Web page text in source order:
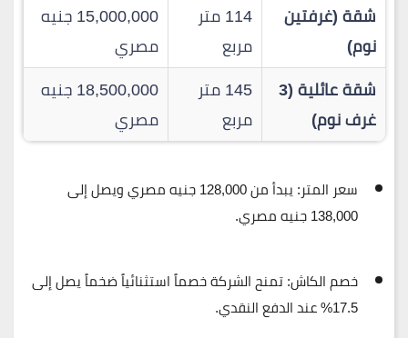
شقة (غرفتين
نوم)
114 متر
مربع
15,000,000 جنيه
مصري
شقة عائلية (3
غرف نوم)
145 متر
مربع
18,500,000 جنيه
مصري
سعر المتر:يبدأ من128,000 جنيه مصري
ويصل إلى
138,000 جنيه مصري
.
خصم الكاش:تمنح الشركة خصماً استثنائياً ضخماً يصل إلى
17.5%
عند الدفع النقدي.